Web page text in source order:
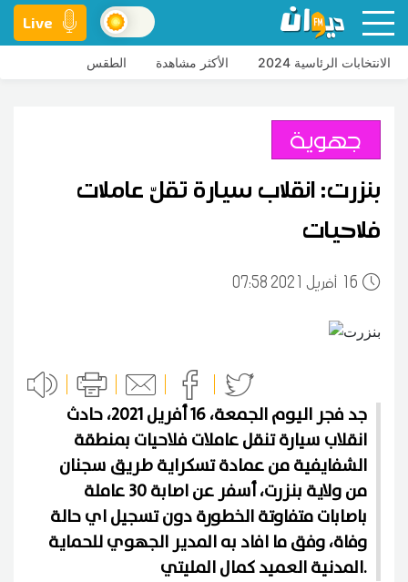
Live
الانتخابات الرئاسية 2024 الأكثر مشاهدة الطقس
جهوية
بنزرت: انقلاب سيارة تقلّ عاملات
فلاحيات
16 07:58 2021 أفريل
جد فجر اليوم الجمعة، 16 أفريل 2021، حادث
انقلاب سيارة تنقل عاملات فلاحيات بمنطقة
الشفايفية من عمادة تسكراية طريق سجنان
من ولاية بنزرت، أسفر عن اصابة 30 عاملة
باصابات متفاوتة الخطورة دون تسجيل اي حالة
وفاة، وفق ما افاد به المدير الجهوي للحماية
المدنية العميد كمال المليتي.